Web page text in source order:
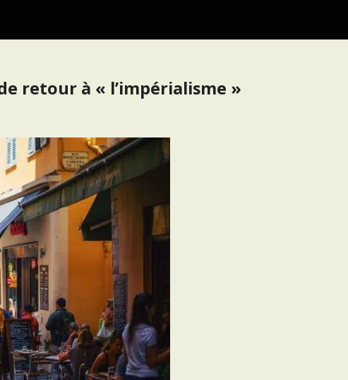
retour à « l’impérialisme »